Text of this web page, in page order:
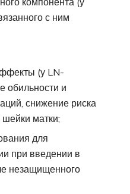
с ним
(у LN-
обильности и
снижение риска
матки;
для
при введении в
незащищенного